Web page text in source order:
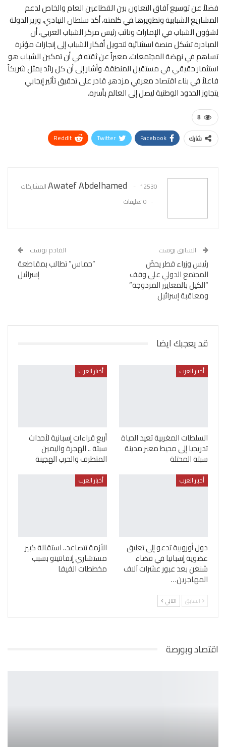
فضلاً عن توسيع آفاق التعاون بين القطاعين العام والخاص لدعم
المشاريع الشبابية وتطويرها.في كلمته، أكد سلطان النيادي، وزير الدولة
لشؤون الشباب في الإمارات ونائب رئيس مركز الشباب العربي، أن
المبادرة تشكل منصة استثنائية لتحويل أفكار الشباب إلى إنجازات مؤثرة
تساهم في نهضة المجتمعات، معبراً عن ثقته في أن تمكين الشباب هو
استثمار حقيقي في مستقبل المنطقة. وأشار إلى أن كل رائد يمثل شريكاً
فاعلاً في بناء اقتصاد معرفي مزدهر، قادر على تحقيق تأثير إيجابي
يتجاوز الحدود الوطنية ليصل إلى العالم بأسره.
8
شارك Facebook
Twitter
ReddIt
Awatef Abdelhamed
12530 المشاركات
0 تعليقات
السابق بوست
رئيس وزراء قطر يحضَ
المجتمع الدولي على وقف
“الكيل بالمعايير المزدوجة”
ومعاقبة إسرائيل
القادم بوست
“حماس” تطالب بمقاطعة
إسرائيل
قد يعجبك ايضا
أخبار العرب
السلطات المغربية تعيد الحياة
تدريجيا إلى محيط معبر مدينة
سبتة المحتلة
أخبار العرب
أربع قراءات إسبانية لأحداث
سبتة .. الهجرة واليمين
المتطرف والحرب الهجينة
أخبار العرب
دول أوروبية تدعو إلى تعليق
عضوية إسبانيا في فضاء
شنغن بعد عبور عشرات آلاف
المهاجرين…
أخبار العرب
الأزمة تتصاعد.. استقالة كبير
مستشاري إنفانتينو بسبب
مخططات الفيفا
السابق التالي
اقتصاد وبورصة